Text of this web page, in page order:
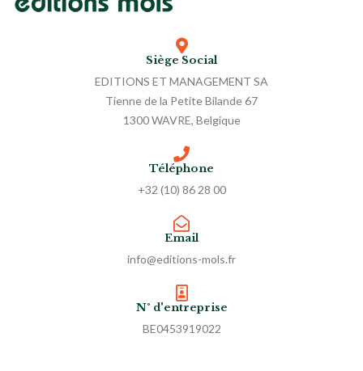
Siège Social
EDITIONS ET MANAGEMENT SA
Tienne de la Petite Bilande 67
1300 WAVRE, Belgique
Téléphone
+32 (10) 86 28 00
Email
info@editions-mols.fr
N° d'entreprise
BE0453919022